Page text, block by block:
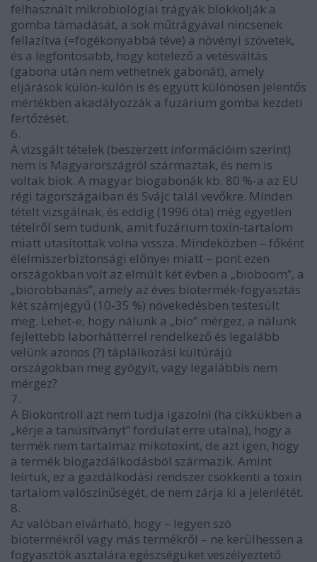
felhasznált mikrobiológiai trágyák blokkolják a
gomba támadását, a sok műtrágyával nincsenek
fellazítva (=fogékonyabbá téve) a növényi szövetek,
és a legfontosabb, hogy kötelező a vetésváltás
(gabona után nem vethetnek gabonát), amely
eljárások külön-külön is és együtt különösen jelentős
mértékben akadályozzák a fuzárium gomba kezdeti
fertőzését.
6.
A vizsgált tételek (beszerzett információim szerint)
nem is Magyarországról származtak, és nem is
voltak biok. A magyar biogabonák kb. 80 %-a az EU
régi tagországaiban és Svájc talál vevőkre. Minden
tételt vizsgálnak, és eddig (1996 óta) még egyetlen
tételről sem tudunk, amit fuzárium toxin-tartalom
miatt utasítottak volna vissza. Mindeközben – főként
élelmiszerbiztonsági előnyei miatt – pont ezen
országokban volt az elmúlt két évben a „bioboom”, a
„biorobbanás”, amely az éves biotermék-fogyasztás
két számjegyű (10-35 %) növekedésben testesült
meg. Lehet-e, hogy nálunk a „bio” mérgez, a nálunk
fejlettebb laborháttérrel rendelkező és legalább
velünk azonos (?) táplálkozási kultúrájú
országokban meg gyógyít, vagy legalábbis nem
mérgez?
7.
A Biokontroll azt nem tudja igazolni (ha cikkükben a
„kérje a tanúsítványt” fordulat erre utalna), hogy a
termék nem tartalmaz mikotoxint, de azt igen, hogy
a termék biogazdálkodásból származik. Amint
leírtuk, ez a gazdálkodási rendszer csökkenti a toxin
tartalom valószínűségét, de nem zárja ki a jelenlétét.
8.
Az valóban elvárható, hogy – legyen szó
biotermékről vagy más termékről – ne kerülhessen a
fogyasztók asztalára egészségüket veszélyeztető